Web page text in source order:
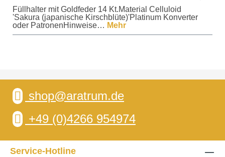
Füllhalter mit Goldfeder 14 Kt.Material Celluloid
'Sakura (japanische Kirschblüte)'Platinum Konverter
oder PatronenHinweise… Mehr
shop@aratrum.de
+49 (0)4266 954974
Service-Hotline